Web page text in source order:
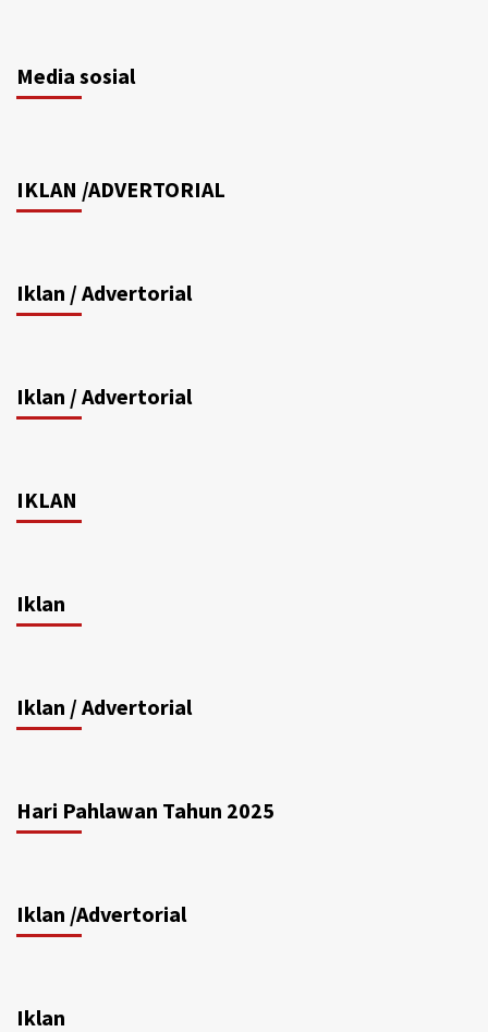
Media sosial
IKLAN /ADVERTORIAL
Iklan / Advertorial
Iklan / Advertorial
IKLAN
Iklan
Iklan / Advertorial
Hari Pahlawan Tahun 2025
Iklan /Advertorial
Iklan